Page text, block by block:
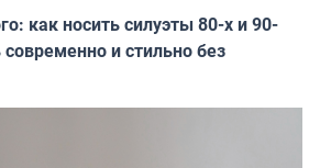
как носить силуэты 80-х и 90-
и стильно без